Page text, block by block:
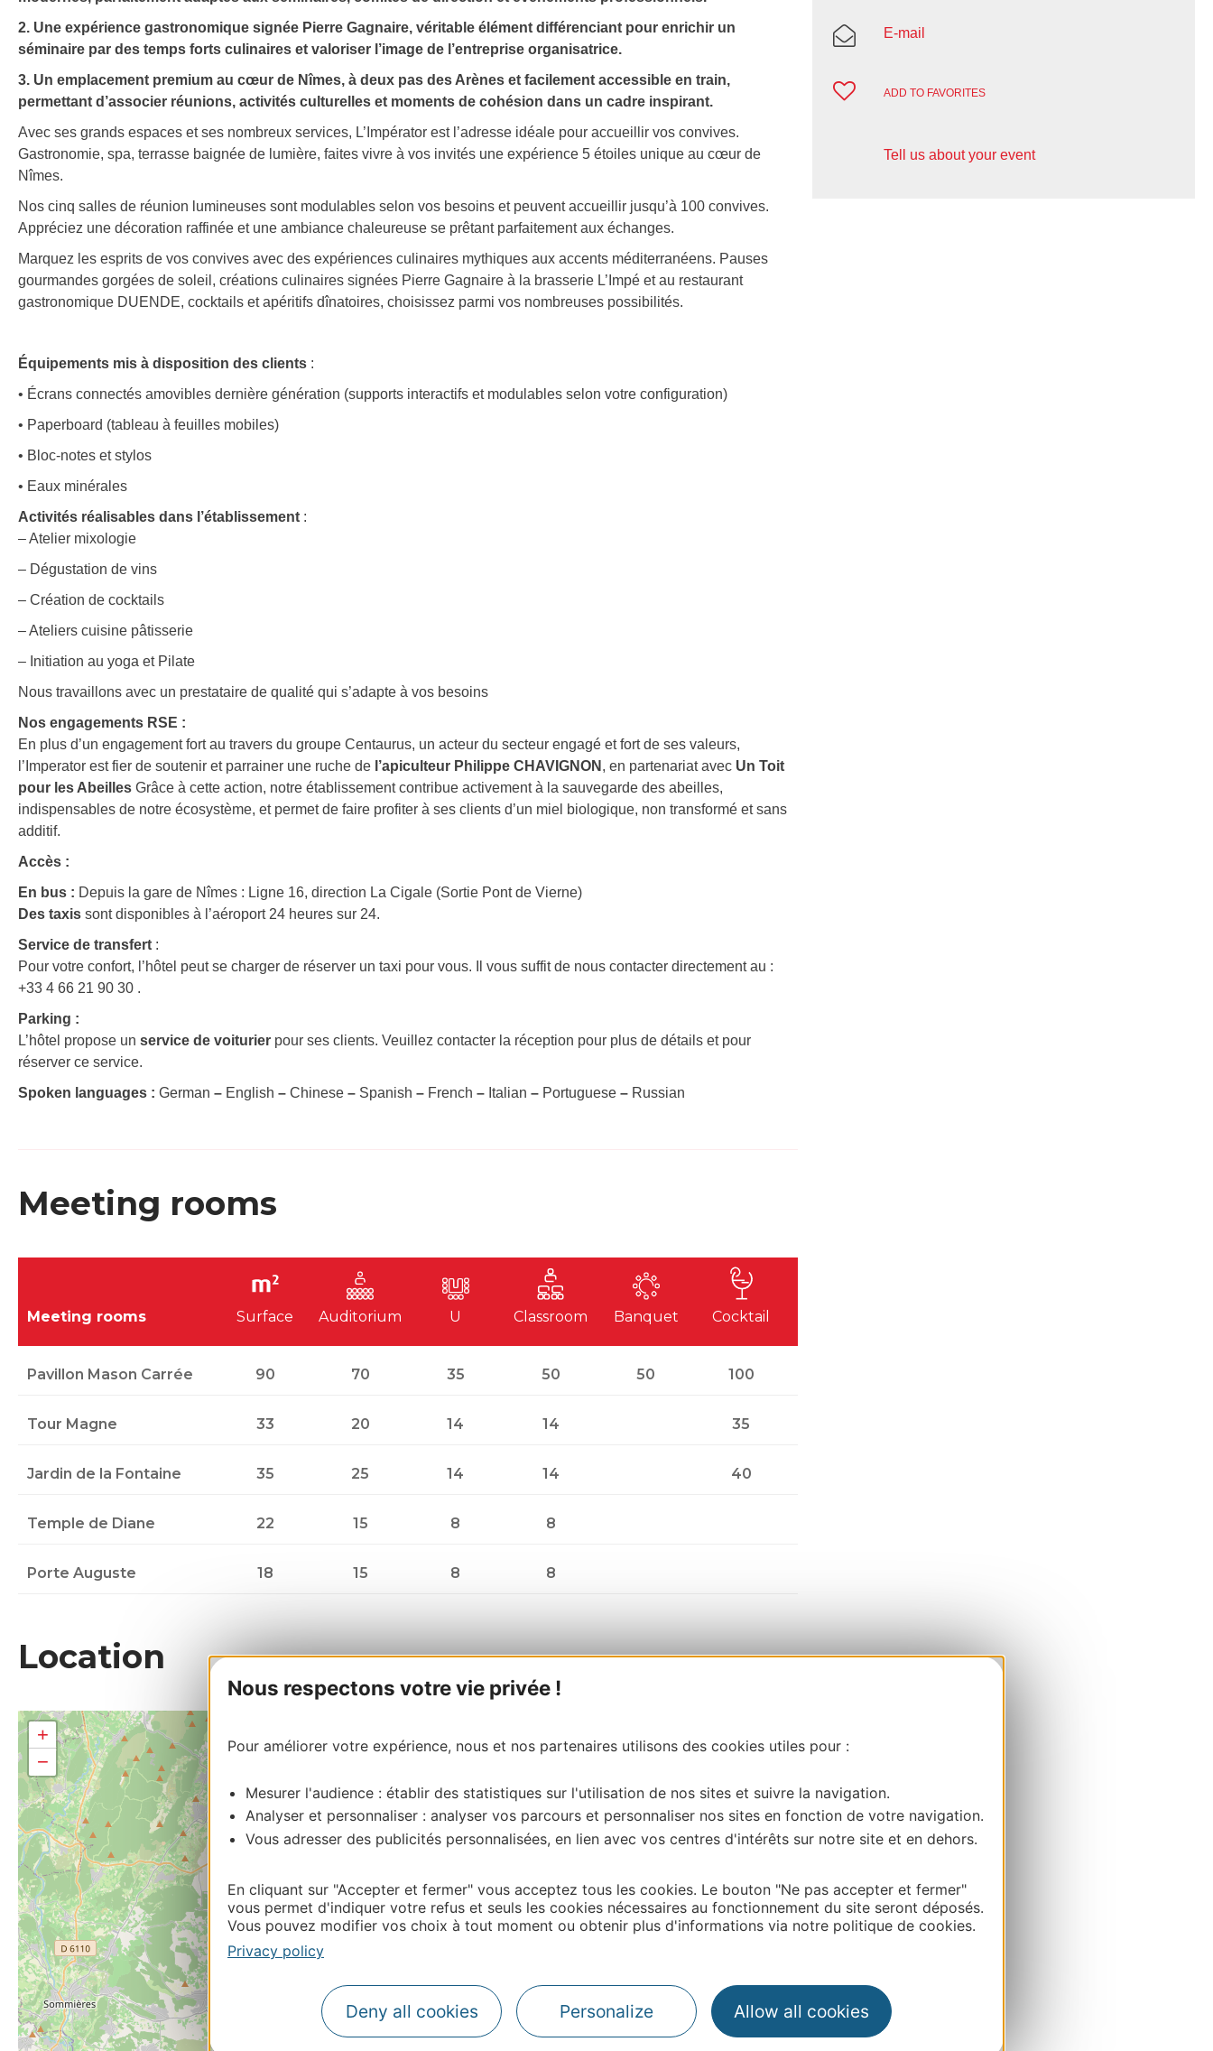
Nous respectons votre vie privée !
Pour améliorer votre expérience, nous et nos partenaires utilisons des cookies utiles pour :
Mesurer l'audience : établir des statistiques sur l'utilisation de nos sites et suivre la navigation.
Analyser et personnaliser : analyser vos parcours et personnaliser nos sites en fonction de votre navigation.
Vous adresser des publicités personnalisées, en lien avec vos centres d'intérêts sur notre site et en dehors.
En cliquant sur "Accepter et fermer" vous acceptez tous les cookies. Le bouton "Ne pas accepter et fermer"
vous permet d'indiquer votre refus et seuls les cookies nécessaires au fonctionnement du site seront déposés.
Vous pouvez modifier vos choix à tout moment ou obtenir plus d'informations via notre politique de cookies.
Privacy policy
Deny all cookies Personalize Allow all cookies
2. Une expérience gastronomique signée Pierre Gagnaire, véritable élément différenciant pour enrichir un
séminaire par des temps forts culinaires et valoriser l’image de l’entreprise organisatrice.
3. Un emplacement premium au cœur de Nîmes, à deux pas des Arènes et facilement accessible en train,
permettant d’associer réunions, activités culturelles et moments de cohésion dans un cadre inspirant.
Avec ses grands espaces et ses nombreux services, L’Impérator est l’adresse idéale pour accueillir vos convives.
Gastronomie, spa, terrasse baignée de lumière, faites vivre à vos invités une expérience 5 étoiles unique au cœur de
Nîmes.
Nos cinq salles de réunion lumineuses sont modulables selon vos besoins et peuvent accueillir jusqu’à 100 convives.
Appréciez une décoration raffinée et une ambiance chaleureuse se prêtant parfaitement aux échanges.
Marquez les esprits de vos convives avec des expériences culinaires mythiques aux accents méditerranéens. Pauses
gourmandes gorgées de soleil, créations culinaires signées Pierre Gagnaire à la brasserie L’Impé et au restaurant
gastronomique DUENDE, cocktails et apéritifs dînatoires, choisissez parmi vos nombreuses possibilités.
Équipements mis à disposition des clients :
• Écrans connectés amovibles dernière génération (supports interactifs et modulables selon votre configuration)
• Paperboard (tableau à feuilles mobiles)
• Bloc-notes et stylos
• Eaux minérales
Activités réalisables dans l’établissement :
– Atelier mixologie
– Dégustation de vins
– Création de cocktails
– Ateliers cuisine pâtisserie
– Initiation au yoga et Pilate
Nous travaillons avec un prestataire de qualité qui s’adapte à vos besoins
Nos engagements RSE :
En plus d’un engagement fort au travers du groupe Centaurus, un acteur du secteur engagé et fort de ses valeurs,
l’Imperator est fier de soutenir et parrainer une ruche de l’apiculteur Philippe CHAVIGNON , en partenariat avec Un Toit
pour les Abeilles Grâce à cette action, notre établissement contribue activement à la sauvegarde des abeilles,
indispensables de notre écosystème, et permet de faire profiter à ses clients d’un miel biologique, non transformé et sans
additif.
Accès :
En bus : Depuis la gare de Nîmes : Ligne 16, direction La Cigale (Sortie Pont de Vierne)
Des taxis sont disponibles à l’aéroport 24 heures sur 24.
Service de transfert :
Pour votre confort, l’hôtel peut se charger de réserver un taxi pour vous. Il vous suffit de nous contacter directement au :
+33 4 66 21 90 30 .
Parking :
L’hôtel propose un service de voiturier pour ses clients. Veuillez contacter la réception pour plus de détails et pour
réserver ce service.
Spoken languages : German – English – Chinese – Spanish – French – Italian – Portuguese – Russian
Meeting rooms
Meeting rooms Surface Auditorium U Classroom Banquet Cocktail
Pavillon Mason Carrée 90 70 35 50 50 100
Tour Magne 33 20 14 14 35
Jardin de la Fontaine 35 25 14 14 40
Temple de Diane 22 15 8 8
Porte Auguste 18 15 8 8
Location
+
−
E-mail
ADD TO FAVORITES
Tell us about your event